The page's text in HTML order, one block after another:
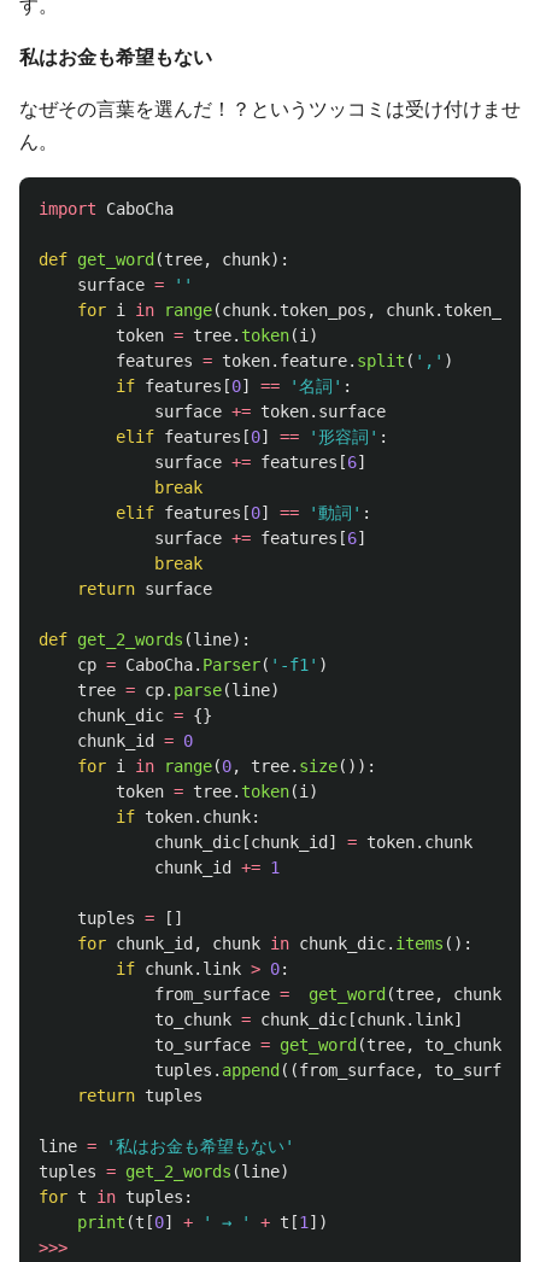
す。
私はお金も希望もない
なぜその言葉を選んだ！？というツッコミは受け付けませ
ん。
import CaboCha
def get_word (tree, chunk):
surface =
''
for i in range(chunk. token_pos , chunk. token_pos
token = tree. token(i )
features = token. feature. split ( ' , ' )
if features [0] == '名詞 ' :
surface += token. surface
elif features [0] == '形容詞 ' :
surface += features [6]
break
elif features [0] == '動詞 ' :
surface += features [6]
break
return surface
def get_2_words (line):
cp = CaboCha. Parser( ' -f1 ' )
tree = cp. parse(line)
chunk_dic = {}
chunk_id
= 0
for i in range(0, tree. size()):
token = tree. token(i )
if token. chunk:
chunk_dic [chunk_id ] = token. chunk
chunk_id
+= 1
tuples =
[]
for chunk_id , chunk in chunk_dic. items ():
if chunk. link > 0:
from_surface = get_word (tree, chunk
to_chunk = chunk_dic [chunk. link]
to_surface = get_word (tree, to_chunk
tuples . append ((from_surface, to_surface
return tuples
line = '私はお金も希望もない '
tuples = get_2_words (line)
for t in tuples :
print (t [0] + ' → ' + t [1 ])
>>>